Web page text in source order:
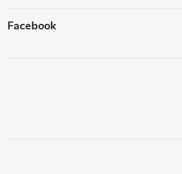
Facebook